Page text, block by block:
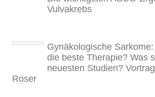
Vulvakrebs
Gynäkologische
die beste Therapie? Was
neuesten Studien?
Roser